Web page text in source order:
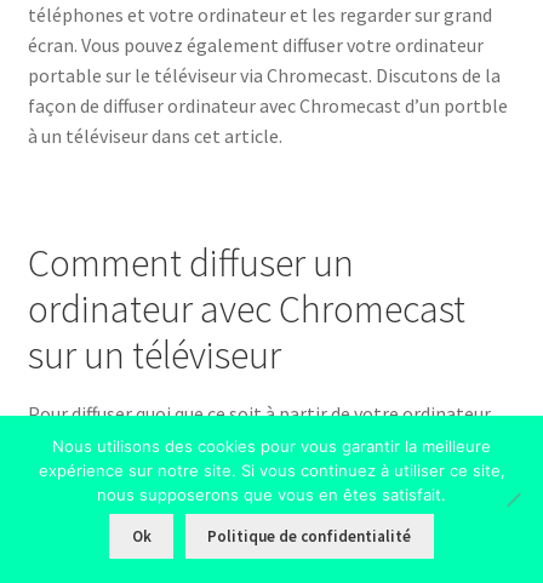
téléphones et votre ordinateur et les regarder sur grand
écran. Vous pouvez également diffuser votre ordinateur
portable sur le téléviseur via Chromecast. Discutons de la
façon de diffuser ordinateur avec Chromecast d’un portble
à un téléviseur dans cet article.
Comment diffuser un
ordinateur avec Chromecast
sur un téléviseur
Pour diffuser quoi que ce soit à partir de votre ordinateur
portable, vous avez besoin d’un navigateur Chrome. Voici
les conditions requises pour diffuser n’importe quoi, de
l’ordinateur portable à la télévision à l’aide de Chromecast
Nous utilisons des cookies pour vous garantir la meilleure
expérience sur notre site. Si vous continuez à utiliser ce site,
nous supposerons que vous en êtes satisfait.
Ok Politique de confidentialité